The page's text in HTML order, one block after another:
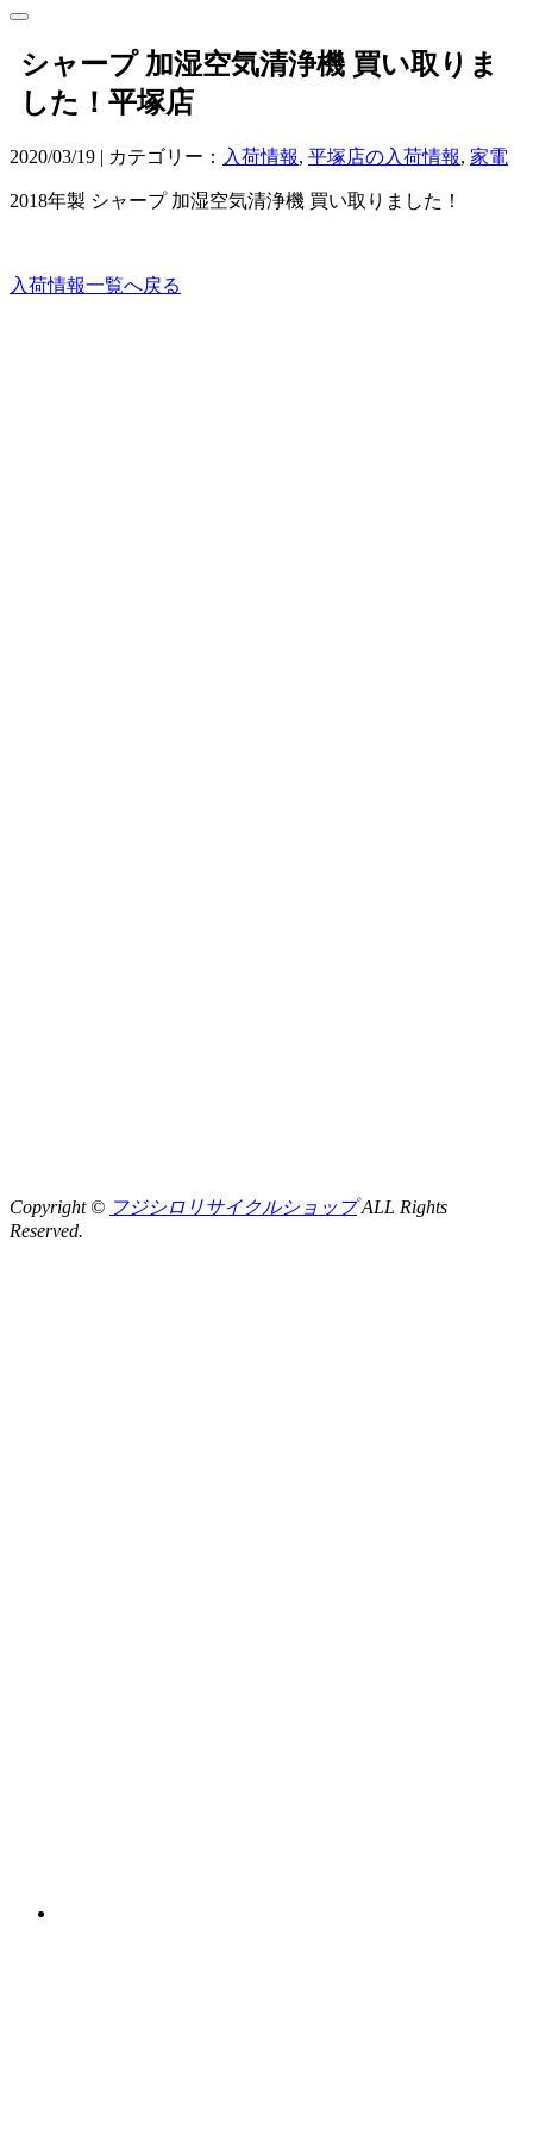
シャープ 加湿空気清浄機 買い取りま
した！平塚店
2020/03/19 | カテゴリー： 入荷情報, 平塚店の入荷情報, 家電
2018年製 シャープ 加湿空気清浄機 買い取りました！
入荷情報一覧へ戻る
Copyright © フジシロリサイクルショップALL Rights
Reserved.